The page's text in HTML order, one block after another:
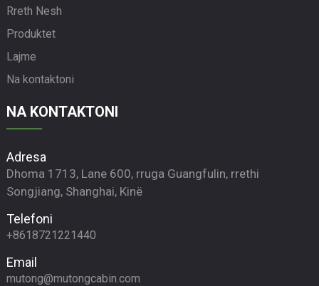
Rreth Nesh
Produktet
Lajme
Na kontaktoni
NA KONTAKTONI
Adresa
Dhoma 1713, Lane 600, rruga Guangfulin, rrethi
Songjiang, Shanghai, Kinë
Telefoni
+8618721221440
Email
mutong@mutongcabin.com